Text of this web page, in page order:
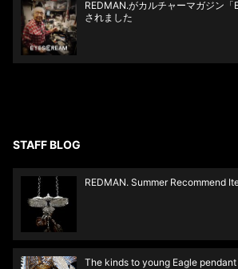
REDMAN.がカルチャーマガジン「
されました
STAFF BLOG
REDMAN. Summer Recommend
The kinds to young Eagle pendant